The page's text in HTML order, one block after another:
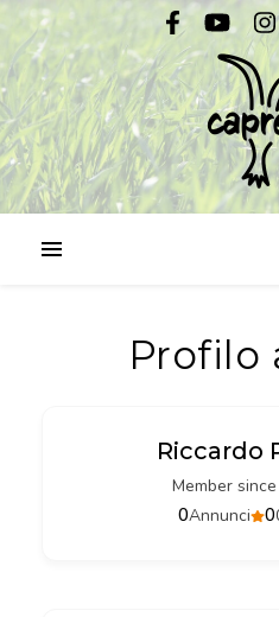
Profilo
Riccardo
Member
0
0Annunci